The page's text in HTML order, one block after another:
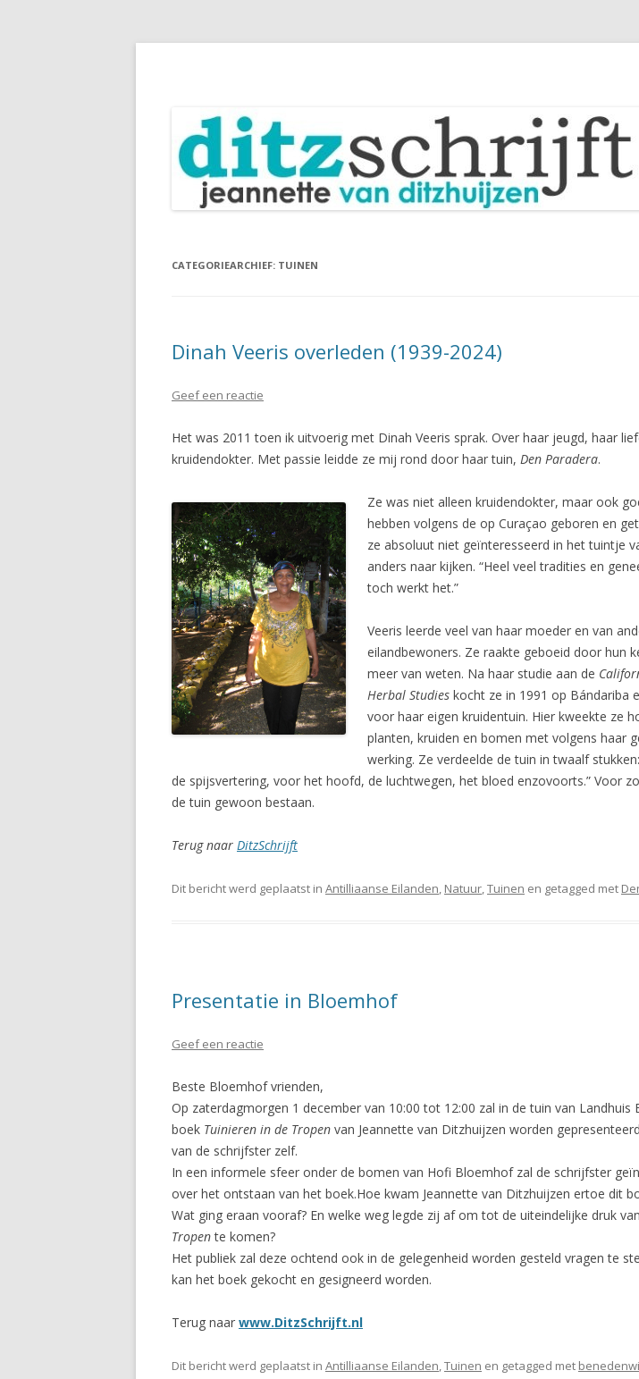
inhoud
CATEGORIEARCHIEF: TUINEN
Dinah Veeris overleden (1939-2024)
Geef een reactie
Het was 2011 toen ik uitvoerig met Dinah Veeris sprak. Over haar jeugd, haar
kruidendokter. Met passie leidde ze mij rond door haar tuin, Den Paradera.
Ze was niet alleen kruidendokter, maar ook
hebben volgens de op Curaçao geboren en
ze absoluut niet geïnteresseerd in het tuintje
anders naar kijken. “Heel veel tradities en
toch werkt het.”
Veeris leerde veel van haar moeder en van
eilandbewoners. Ze raakte geboeid door hun
meer van weten. Na haar studie aan de
Herbal Studies kocht ze in 1991 op Bándariba
voor haar eigen kruidentuin. Hier kweekte ze
planten, kruiden en bomen met volgens haar
werking. Ze verdeelde de tuin in twaalf
de spijsvertering, voor het hoofd, de luchtwegen, het bloed enzovoorts.” Voor
de tuin gewoon bestaan.
Terug naar DitzSchrijft
Dit bericht werd geplaatst in Antilliaanse Eilanden, Natuur,Tuinen en getagged met
Presentatie in Bloemhof
Geef een reactie
Beste Bloemhof vrienden,
Op zaterdagmorgen 1 december van 10:00 tot 12:00 zal in de tuin van Landhuis
boek Tuinieren in de Tropen van Jeannette van Ditzhuijzen worden
van de schrijfster zelf.
In een informele sfeer onder de bomen van Hofi Bloemhof zal de schrijfster
over het ontstaan van het boek.Hoe kwam Jeannette van Ditzhuijzen ertoe dit
Wat ging eraan vooraf? En welke weg legde zij af om tot de uiteindelijke druk van
Tropente komen?
Het publiek zal deze ochtend ook in de gelegenheid worden gesteld vragen te
kan het boek gekocht en gesigneerd worden.
Terug naar www.DitzSchrijft.nl
Dit bericht werd geplaatst in Antilliaanse Eilanden,Tuinen en getagged met